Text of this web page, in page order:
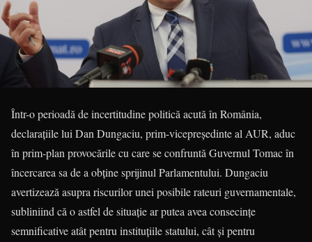
Într-o perioadă de incertitudine politică acută în România,
declarațiile lui Dan Dungaciu, prim-vicepreședinte al AUR, aduc
în prim-plan provocările cu care se confruntă Guvernul Tomac în
încercarea sa de a obține sprijinul Parlamentului. Dungaciu
avertizează asupra riscurilor unei posibile rateuri guvernamentale,
subliniind că o astfel de situație ar putea avea consecințe
semnificative atât pentru instituțiile statului, cât și pentru